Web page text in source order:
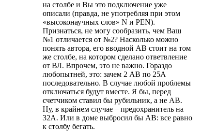
на столбе и Вы это подключение уже
описали (правда, не употребляя при этом
«высоконаучных слов» N и PEN).
Признаться, не могу сообразить, чем Ваш
№1 отличается от №2? Насколько можно
понять автора, его вводной АВ стоит на том
же столбе, на котором сделано ответвление
от ВЛ. Впрочем, это не важно. Гораздо
любопытней, это: зачем 2 АВ по 25А
последовательно. В случае любой проблемы
отключаться будут вместе. Я бы, перед
счетчиком ставил бы рубильник, а не АВ.
Ну, в крайнем случае – предохранитель на
32А. Или в доме выбросил бы АВ: все равно
к столбу бегать.